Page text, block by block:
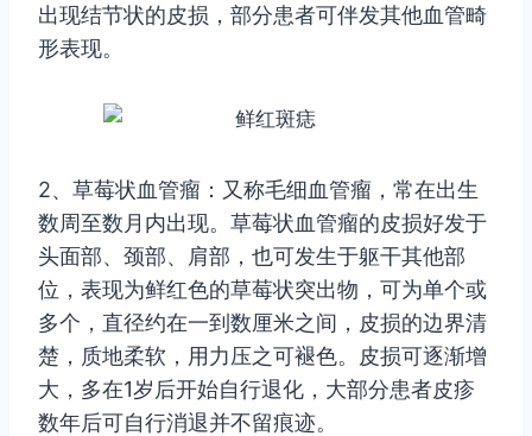
出现结节状的皮损，部分患者可伴发其他血管畸
形表现。
2、草莓状血管瘤：又称毛细血管瘤，常在出生
数周至数月内出现。草莓状血管瘤的皮损好发于
头面部、颈部、肩部，也可发生于躯干其他部
位，表现为鲜红色的草莓状突出物，可为单个或
多个，直径约在一到数厘米之间，皮损的边界清
楚，质地柔软，用力压之可褪色。皮损可逐渐增
大，多在1岁后开始自行退化，大部分患者皮疹
数年后可自行消退并不留痕迹。